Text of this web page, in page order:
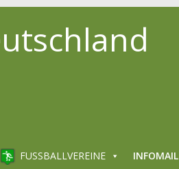
FUSSBALLVEREINE INFOMAIL